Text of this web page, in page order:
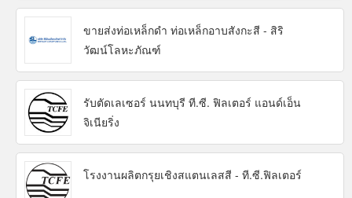
ขายส่งท่อเหล็กดำ ท่อเหล็กอาบสังกะสี - สิริ
วัฒน์โลหะภัณฑ์
รับตัดเลเซอร์ นนทบุรี ที.ซี. ฟิลเตอร์ แอนด์เอ็น
จิเนียริ่ง
โรงงานผลิตกรุยเชิงสแตนเลสสี - ที.ซี.ฟิลเตอร์